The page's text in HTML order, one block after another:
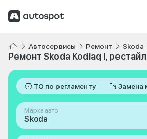
Автосервисы Ремонт Skoda
Ремонт Skoda Kodiaq I,
ТО по регламенту Замена
Марка авто
Skoda